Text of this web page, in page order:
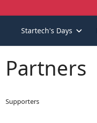
Startech's Days
Partners
Supporters